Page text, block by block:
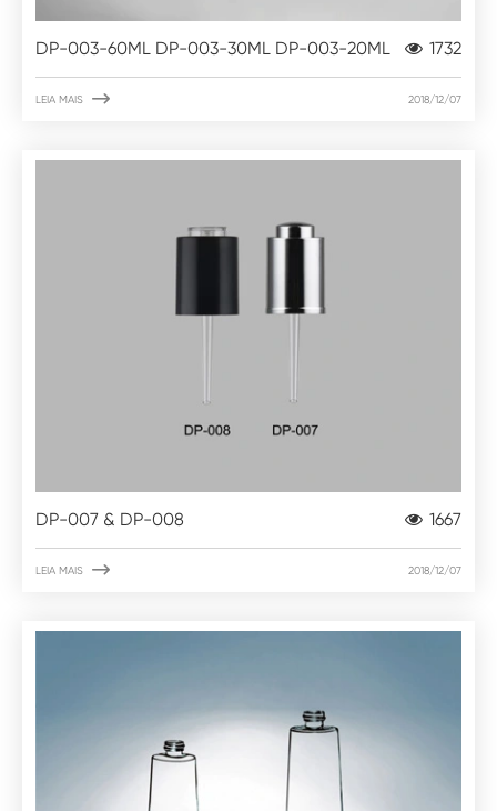
DP-003-60ML DP-003-30ML DP-003-20ML 1732
LEIA MAIS  2018/12/07
DP-007 & DP-008 1667
LEIA MAIS  2018/12/07